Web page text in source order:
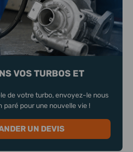
VOS TURBOS ET
de votre turbo, envoyez-le nous
pour une nouvelle vie !
UN DEVIS